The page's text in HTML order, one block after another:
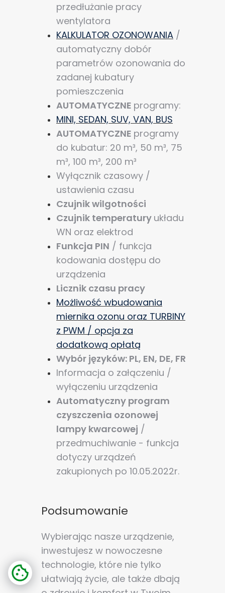
przedłużanie pracy
wentylatora
KALKULATOR OZONOWANIA /
automatyczny dobór
parametrów ozonowania do
zadanej kubatury
pomieszczenia
AUTOMATYCZNE programy:
MINI, SEDAN, SUV, VAN, BUS
AUTOMATYCZNE programy
do kubatur: 20 m³, 50 m³, 75
m³, 100 m³, 200 m³
Wyłącznik czasowy /
ustawienia czasu
Czujnik wilgotności
Czujnik temperatury układu
WN oraz elektrod
Funkcja PIN / funkcja
kodowania dostępu do
urządzenia
Licznik czasu pracy
Możliwość wbudowania
miernika ozonu oraz TURBINY
z PWM / opcja za
dodatkową opłatą
Wybór języków: PL, EN, DE, FR
Informacja o załączeniu /
wyłączeniu urządzenia
Automatyczny program
czyszczenia ozonowej
lampy kwarcowej /
przedmuchiwanie - funkcja
dotyczy urządzeń
zakupionych po 10.05.2022r.
Podsumowanie
Wybierając nasze urządzenie,
inwestujesz w nowoczesne
technologie, które nie tylko
ułatwiają życie, ale także dbają